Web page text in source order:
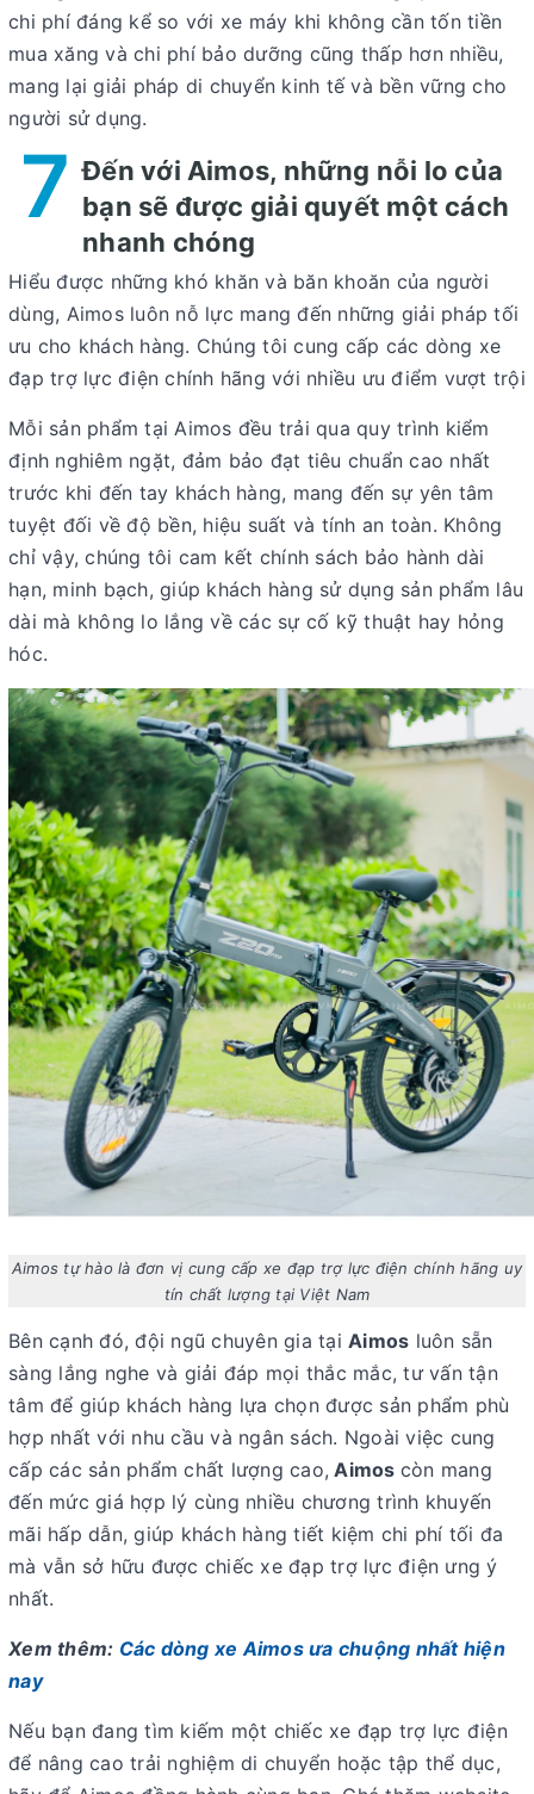
chi phí đáng kể so với xe máy khi không cần tốn tiền
mua xăng và chi phí bảo dưỡng cũng thấp hơn nhiều,
mang lại giải pháp di chuyển kinh tế và bền vững cho
người sử dụng.
7 Đến với Aimos, những nỗi lo của
bạn sẽ được giải quyết một cách
nhanh chóng
Hiểu được những khó khăn và băn khoăn của người
dùng, Aimos luôn nỗ lực mang đến những giải pháp tối
ưu cho khách hàng. Chúng tôi cung cấp các dòng xe
đạp trợ lực điện chính hãng với nhiều ưu điểm vượt trội
Mỗi sản phẩm tại Aimos đều trải qua quy trình kiểm
định nghiêm ngặt, đảm bảo đạt tiêu chuẩn cao nhất
trước khi đến tay khách hàng, mang đến sự yên tâm
tuyệt đối về độ bền, hiệu suất và tính an toàn. Không
chỉ vậy, chúng tôi cam kết chính sách bảo hành dài
hạn, minh bạch, giúp khách hàng sử dụng sản phẩm lâu
dài mà không lo lắng về các sự cố kỹ thuật hay hỏng
hóc.
Aimos tự hào là đơn vị cung cấp xe đạp trợ lực điện chính hãng uy
tín chất lượng tại Việt Nam
Bên cạnh đó, đội ngũ chuyên gia tại Aimos luôn sẵn
sàng lắng nghe và giải đáp mọi thắc mắc, tư vấn tận
tâm để giúp khách hàng lựa chọn được sản phẩm phù
hợp nhất với nhu cầu và ngân sách. Ngoài việc cung
cấp các sản phẩm chất lượng cao, Aimos còn mang
đến mức giá hợp lý cùng nhiều chương trình khuyến
mãi hấp dẫn, giúp khách hàng tiết kiệm chi phí tối đa
mà vẫn sở hữu được chiếc xe đạp trợ lực điện ưng ý
nhất.
Xem thêm: Các dòng xe Aimos ưa chuộng nhất hiện
nay
Nếu bạn đang tìm kiếm một chiếc xe đạp trợ lực điện
để nâng cao trải nghiệm di chuyển hoặc tập thể dục,